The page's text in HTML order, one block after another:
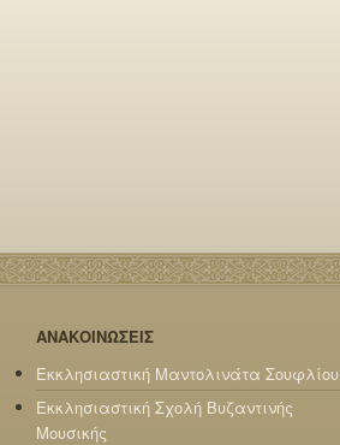
ΑΝΑΚΟΙΝΩΣΕΙΣ
Εκκλησιαστική Μαντολινάτα Σουφλίου
Εκκλησιαστική Σχολή Βυζαντινής
Μουσικής